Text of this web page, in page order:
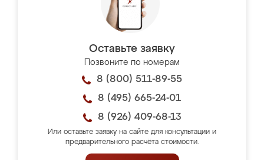
Оставьте заявку
Позвоните по номерам
8 (800) 511-89-55
8 (495) 665-24-01
8 (926) 409-68-13
Или оставьте заявку на сайте для консультации и
предварительного расчёта стоимости.